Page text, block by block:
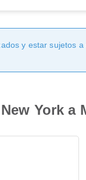
y estar sujetos
York a